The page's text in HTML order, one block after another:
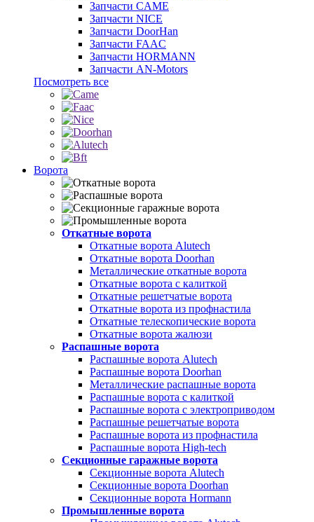
Запчасти CAME
Запчасти NICE
Запчасти DoorHan
Запчасти FAAC
Запчасти HORMANN
Запчасти AN-Motors
Посмотреть все
Ворота
Откатные ворота
Откатные ворота Alutech
Откатные ворота Doorhan
Металлические откатные ворота
Откатные ворота с калиткой
Откатные решетчатые ворота
Откатные ворота из профнастила
Откатные телескопические ворота
Откатные ворота жалюзи
Распашные ворота
Распашные ворота Alutech
Распашные ворота Doorhan
Металлические распашные ворота
Распашные ворота с калиткой
Распашные ворота с электроприводом
Распашные решетчатые ворота
Распашные ворота из профнастила
Распашные ворота High-tech
Секционные гаражные ворота
Секционные ворота Alutech
Секционные ворота Doorhan
Секционные ворота Hormann
Промышленные ворота